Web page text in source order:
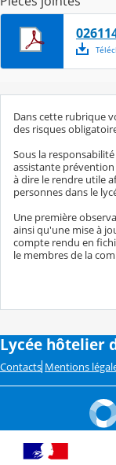
Dans cette rubrique
des risques
Sous la
assistante
à dire le rendre utile
personnes dans le
Une première
ainsi qu'une mise à
compte rendu en
le membres de la
Lycée hôtelier
Contacts Mentions